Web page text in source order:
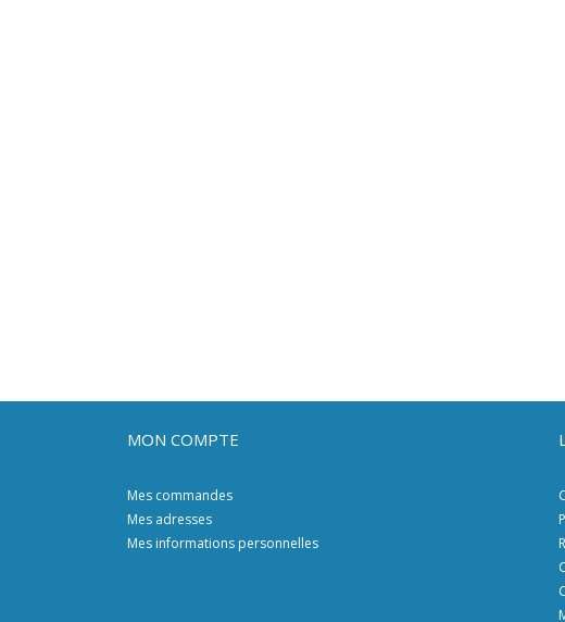
MON COMPTE
Mes commandes
Mes adresses
Mes informations personnelles